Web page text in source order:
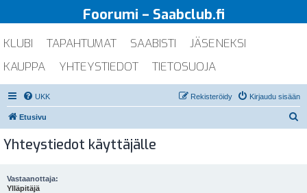
Foorumi – Saabclub.fi
KLUBI TAPAHTUMAT SAABISTI
JÄSENEKSI
KAUPPA
YHTEYSTIEDOT TIETOSUOJA
UKK Kirjaudu sisään
Rekisteröidy
Etusivu
Yhteystiedot käyttäjälle
Vastaanottaja:
Ylläpitäjä